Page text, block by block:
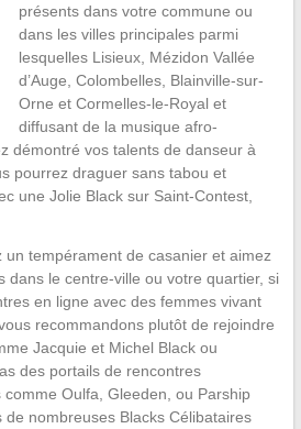
présents dans votre commune ou
dans les villes principales parmi
lesquelles Lisieux, Mézidon Vallée
d’Auge, Colombelles, Blainville-sur-
Orne et Cormelles-le-Royal et
diffusant de la musique afro-
démontré vos talents de danseur à
pourrez draguer sans tabou et
une Jolie Black sur Saint-Contest,
un tempérament de casanier et aimez
dans le centre-ville ou votre quartier, si
en ligne avec des femmes vivant
recommandons plutôt de rejoindre
Jacquie et Michel Black ou
des portails de rencontres
Oulfa, Gleeden, ou Parship
nombreuses Blacks Célibataires